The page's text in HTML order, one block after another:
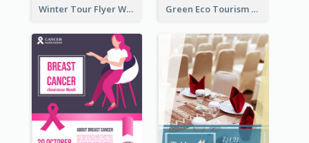
Winter Tour Flyer With Photo Of Snow Mountain Green Eco Tourism Flyer With Photos Of Forest